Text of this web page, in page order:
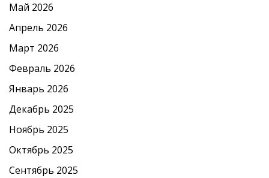
Май 2026
Апрель 2026
Март 2026
Февраль 2026
Январь 2026
Декабрь 2025
Ноябрь 2025
Октябрь 2025
Сентябрь 2025